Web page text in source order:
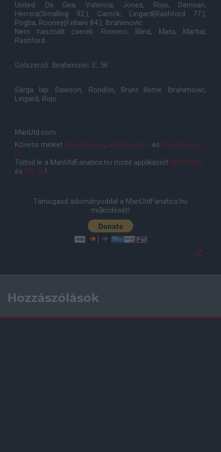
United: De Gea; Valencia, Jones, Rojo, Darmian;
Herrera(Smalling 92.), Carrick; Lingard(Rashford 77.),
Pogba, Rooney(Fellaini 84.); Ibrahimovic
Nem használt cserék: Romero, Blind, Mata, Martial,
Rashford
Gólszerzõ: Ibrahimovic 5', 56'
Sárga lap: Dawson, Rondón, Brunt illetve Ibrahimovic,
Lingard, Rojo
ManUtd.com
Kövess minket Facebookon, Instagramon és YouTube-on
is!
Töltsd le a ManUtdFanatics.hu mobil applikációt Androidra
és iOS-re!
Támogasd adományoddal a ManUtdFanatics.hu
működését!
Hozzászólások